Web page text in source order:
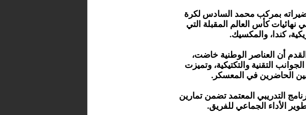
بمركب محمد السادس لكرة
نهائيات كأس العالم المقبلة التي
كندا، والمكسيك.
أن العناصر الوطنية خاضت،
التقنية والتكتيكية، وتميزت
الحاضرين في المعسكر.
التدريبي المعتمد تضمن تمارين
الأداء الجماعي للفريق.